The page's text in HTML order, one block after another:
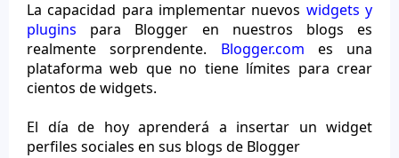
La capacidad para implementar nuevos widgets y
plugins para Blogger en nuestros blogs es
realmente sorprendente. Blogger.com es una
plataforma web que no tiene límites para crear
cientos de widgets.
El día de hoy aprenderá a insertar un widget
perfiles sociales en sus blogs de Blogger